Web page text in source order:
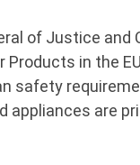
of Justice and
in the
safety
appliances are